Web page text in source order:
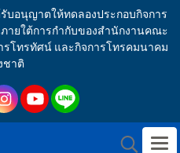
บอนุญาตให้ทดลองประกอบกิจการ
ภายใต้การกำกับของสำนักงานคณะ
รโทรทัศน์ และกิจการโทรคมนาคม
ชาติ